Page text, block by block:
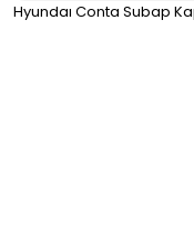
Hyundaı Conta Subap